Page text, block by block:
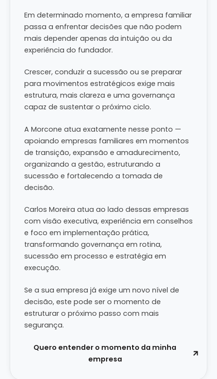
Em determinado momento, a empresa familiar
passa a enfrentar decisões que não podem
mais depender apenas da intuição ou da
experiência do fundador.
Crescer, conduzir a sucessão ou se preparar
para movimentos estratégicos exige mais
estrutura, mais clareza e uma governança
capaz de sustentar o próximo ciclo.
A Morcone atua exatamente nesse ponto —
apoiando empresas familiares em momentos
de transição, expansão e amadurecimento,
organizando a gestão, estruturando a
sucessão e fortalecendo a tomada de
decisão.
Carlos Moreira atua ao lado dessas empresas
com visão executiva, experiência em conselhos
e foco em implementação prática,
transformando governança em rotina,
sucessão em processo e estratégia em
execução.
Se a sua empresa já exige um novo nível de
decisão, este pode ser o momento de
estruturar o próximo passo com mais
segurança.
Quero entender o momento da minha
empresa